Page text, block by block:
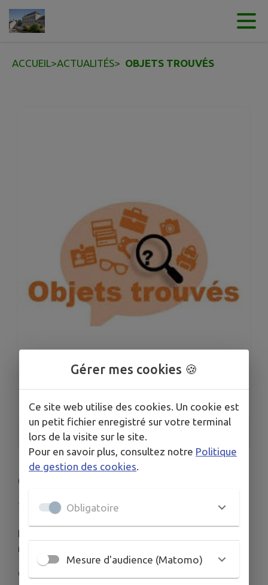
Contenu
ACCUEIL>ACTUALITÉS> OBJETS TROUVÉS
1/3
OBJETS TROUVÉS
Publié le dimanche 21 juin 2026 - Avezé
Nous avons des objets trouvés sur la commune à
récupérer en mairie.
Ci-joint 2 exemples
Gérer mes cookies 🍪
Ce site web utilise des cookies. Un cookie est
un petit fichier enregistré sur votre terminal
lors de la visite sur le site.
Pour en savoir plus, consultez notre Politique
de gestion des cookies.
Obligatoire
Mesure d'audience (Matomo)